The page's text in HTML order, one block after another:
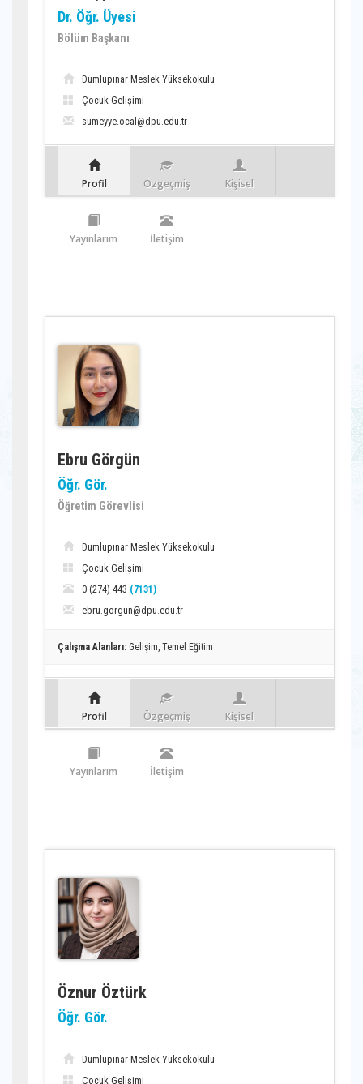
Dr. Öğr. Üyesi
Bölüm Başkanı
Dumlupınar Meslek Yüksekokulu
Çocuk Gelişimi
sumeyye.ocal@dpu.edu.tr
Profil Özgeçmiş Kişisel
Yayınlarım İletişim
Ebru Görgün
Öğr. Gör.
Öğretim Görevlisi
Dumlupınar Meslek Yüksekokulu
Çocuk Gelişimi
0 (274) 443 (7131)
ebru.gorgun@dpu.edu.tr
Çalışma Alanları: Gelişim, Temel Eğitim
Profil Özgeçmiş Kişisel
Yayınlarım İletişim
Öznur Öztürk
Öğr. Gör.
Dumlupınar Meslek Yüksekokulu
Çocuk Gelişimi